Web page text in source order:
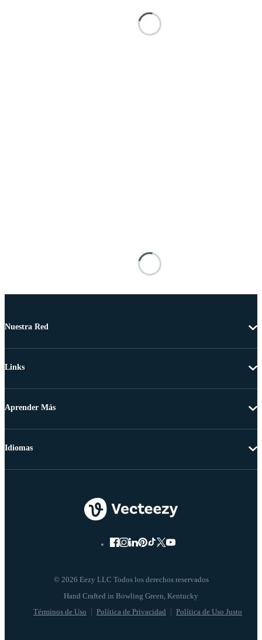
Nuestra Red
Links
Aprender Más
© 2026 Eezy LLC Todos los derechos reservados
Términos de Uso Política de Privacidad Política de Uso Justo
Idiomas